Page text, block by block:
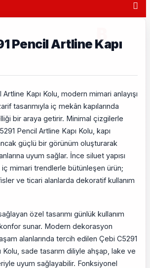
Pencil Artline Kapı
Kapı Kolu, modern mimari anlayışı
tasarımıyla iç mekân kapılarında
bir araya getirir. Minimal çizgilerle
Pencil Artline Kapı Kolu, kapı
güçlü bir görünüm oluşturarak
uyum sağlar. İnce siluet yapısı
mimari trendlerle bütünleşen ürün;
ve ticari alanlarda dekoratif kullanım
özel tasarımı günlük kullanım
sunar. Modern dekorasyon
alanlarında tercih edilen Çebi C5291
Kolu, sade tasarım diliyle ahşap, lake ve
uyum sağlayabilir. Fonksiyonel